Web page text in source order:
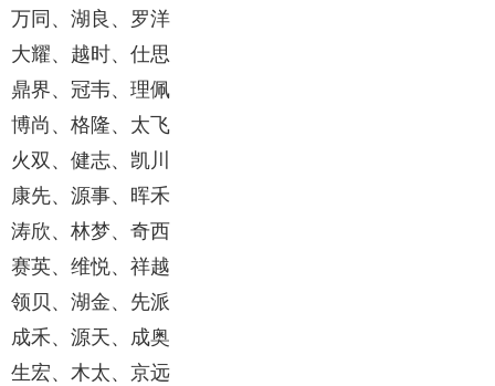
万同、湖良、罗洋
大耀、越时、仕思
鼎界、冠韦、理佩
博尚、格隆、太飞
火双、健志、凯川
康先、源事、晖禾
涛欣、林梦、奇西
赛英、维悦、祥越
领贝、湖金、先派
成禾、源天、成奥
生宏、木太、京远